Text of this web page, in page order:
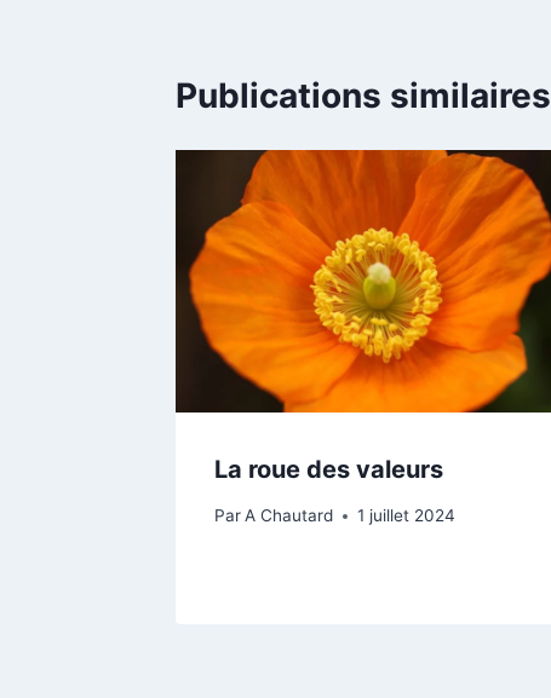
Publications similaires
La roue des valeurs
ParA Chautard 1 juillet 2024